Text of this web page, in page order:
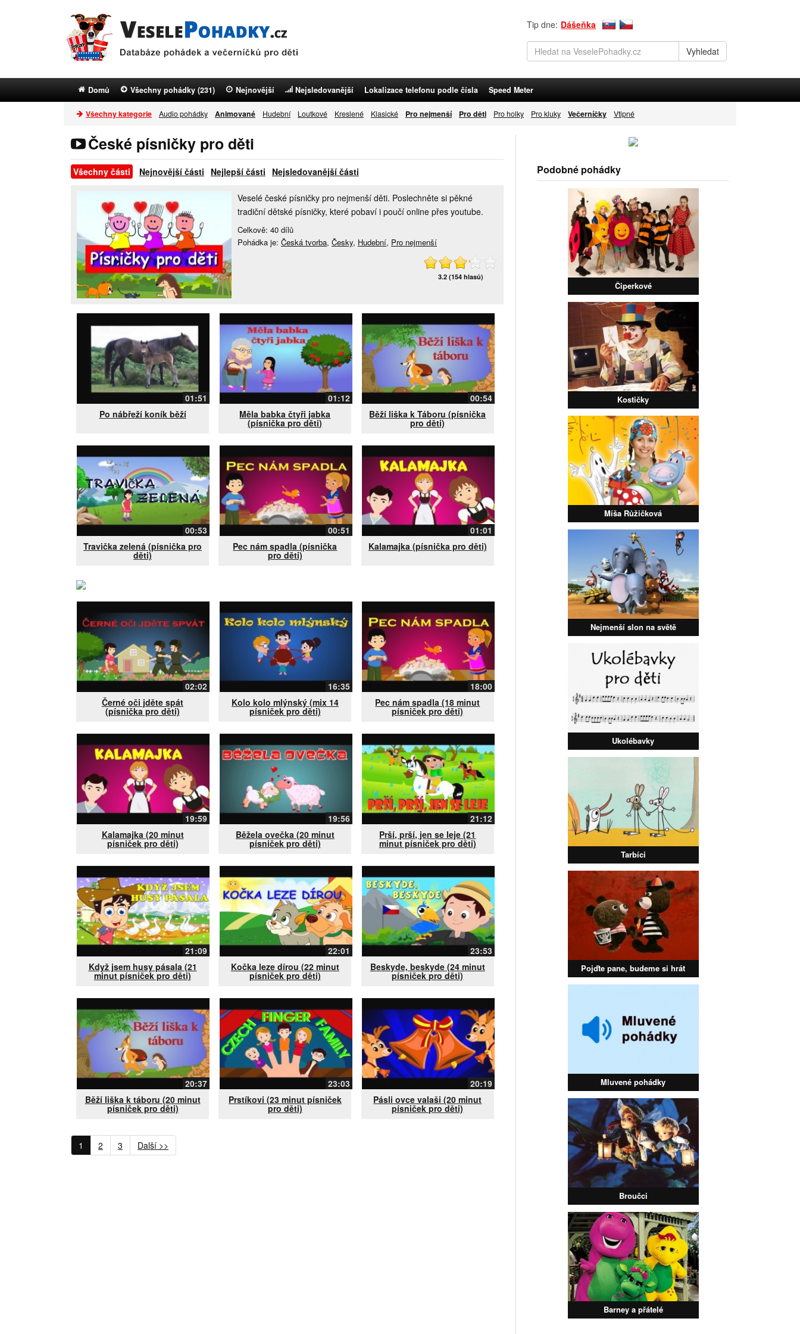
Tip dne: Dášeňka
Domů Všechny pohádky (231) Nejnovější Nejsledovanější Lokalizace telefonu podle čísla Speed Meter
Všechny kategorie Audio pohádky Animované Hudební Loutkové Kreslené Klasické Pro nejmenší Pro děti Pro holky Pro kluky Večerníčky Vtipné
České písničky pro děti
Všechny části Nejnovější části Nejlepší části Nejsledovanější části
Veselé české písničky pro nejmenší děti. Poslechněte si pěkné
tradiční dětské písničky, které pobaví i poučí online přes youtube.
Celkově: 40 dílů
Pohádka je: Česká tvorba, Česky, Hudební, Pro nejmenší
3.2 (154 hlasů)
01:51
Po nábřeží koník běží
01:12
Měla babka čtyři jabka
(písnička pro děti)
00:54
Běží liška k Táboru (písnička
pro děti)
00:53
Travička zelená (písnička pro
děti)
00:51
Pec nám spadla (písnička
pro děti)
01:01
Kalamajka (písnička pro děti)
02:02
Černé oči jděte spát
(písnička pro děti)
16:35
Kolo kolo mlýnský (mix 14
písniček pro děti)
18:00
Pec nám spadla (18 minut
písniček pro děti)
19:59
Kalamajka (20 minut
písniček pro děti)
19:56
Běžela ovečka (20 minut
písniček pro děti)
21:12
Prší, prší, jen se leje (21
minut písniček pro děti)
21:09
Když jsem husy pásala (21
minut písniček pro děti)
22:01
Kočka leze dírou (22 minut
písniček pro děti)
23:53
Beskyde, beskyde (24 minut
písniček pro děti)
20:37
Běží liška k táboru (20 minut
písniček pro děti)
23:03
Prstíkovi (23 minut písniček
pro děti)
20:19
Pásli ovce valaši (20 minut
písniček pro děti)
1 2 3 Další >>
Podobné pohádky
Čiperkové
Kostičky
Míša Růžičková
Nejmenší slon na světě
Ukolébavky
Tarbíci
Pojďte pane, budeme si hrát
Mluvené pohádky
Broučci
Barney a přátelé